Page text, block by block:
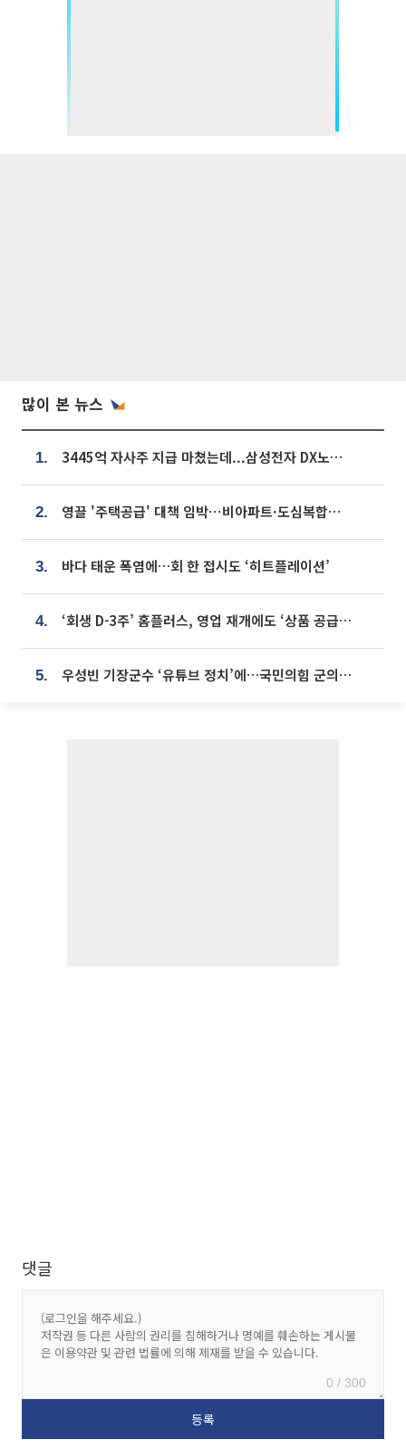
많이 본 뉴스
1. 3445억 자사주 지급 마쳤는데...삼성전자 DX노조, 뒤늦은 '떼쓰기 집회'
2. 영끌 '주택공급' 대책 임박⋯비아파트·도심복합까지 총동원
3. 바다 태운 폭염에…회 한 접시도 ‘히트플레이션’
4. ‘회생 D-3주’ 홈플러스, 영업 재개에도 ‘상품 공급망’ 복구가 생존 관건
5. 우성빈 기장군수 ‘유튜브 정치’에…국민의힘 군의원들 집단 반발
댓글
0 / 300